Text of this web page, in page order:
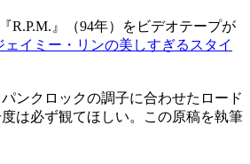
』（94年）をビデオテープが
ェイミー・リンの美しすぎるスタイ
ンクロックの調子に合わせたロード
は必ず観てほしい。この原稿を執筆